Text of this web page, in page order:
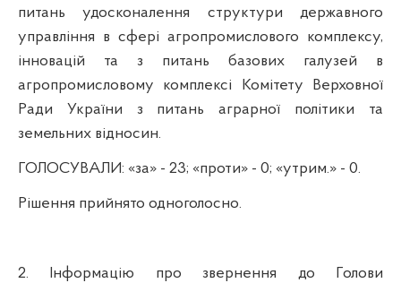
питань удосконалення структури державного
управління в сфері агропромислового комплексу,
інновацій та з питань базових галузей в
агропромисловому комплексі Комітету Верховної
Ради України з питань аграрної політики та
земельних відносин.
ГОЛОСУВАЛИ: «за» - 23; «проти» - 0; «утрим.» - 0.
Рішення прийнято одноголосно.
2. Інформацію про звернення до Голови